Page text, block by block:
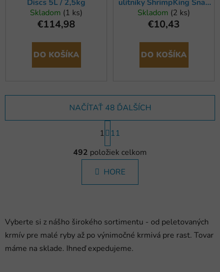
Discs 5L / 2,5kg
Skladom (1 ks)
€114,98
DO KOŠÍKA
ulitníky ShrimpKing Snail
Stixx 45g
Skladom (2 ks)
€10,43
DO KOŠÍKA
O
v
l
á
d
i
e
p
r
NAČÍTAŤ 48 ĎALŠÍCH
S
t
r
á
n
k
e
1
11
492 položiek celkom
HORE
Vyberte si z nášho širokého sortimentu - od peletovaných
krmív pre malé ryby až po výnimočné krmivá pre rast. Tovar
máme na sklade. Ihneď expedujeme.